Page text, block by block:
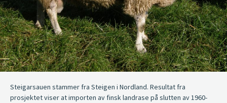
Steigarsauen stammer fra Steigen i Nordland. Resultat fra
prosjektet viser at importen av finsk landrase på slutten av 1960-